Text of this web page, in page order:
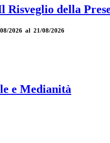
della
2026 al 21/08/2026
e Medianità